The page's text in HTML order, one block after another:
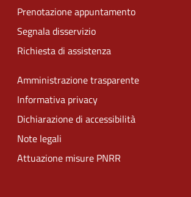
Prenotazione appuntamento
Segnala disservizio
Richiesta di assistenza
Amministrazione trasparente
Informativa privacy
Dichiarazione di accessibilità
Note legali
Attuazione misure PNRR